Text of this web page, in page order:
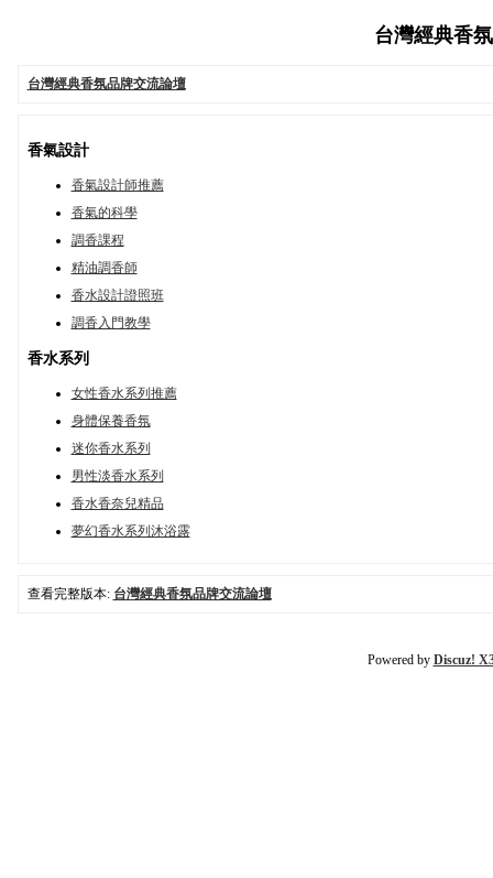
台灣經典香
台灣經典香氛品牌交流論壇
香氣設計
香氣設計師推薦
香氣的科學
調香課程
精油調香師
香水設計證照班
調香入門教學
香水系列
女性香水系列推薦
身體保養香氛
迷你香水系列
男性淡香水系列
香水香奈兒精品
夢幻香水系列沐浴露
查看完整版本: 台灣經典香氛品牌交流論壇
Powered by Discuz!